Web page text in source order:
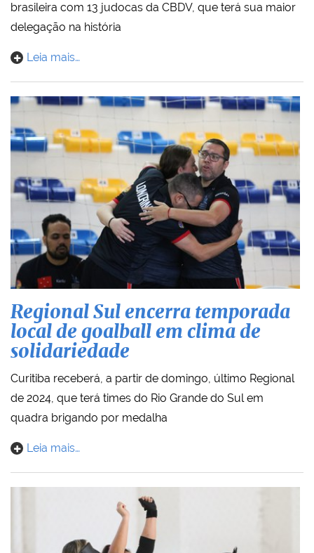
brasileira com 13 judocas da CBDV, que terá sua maior
delegação na história
Leia mais…
Regional Sul encerra temporada
local de goalball em clima de
solidariedade
Curitiba receberá, a partir de domingo, último Regional
de 2024, que terá times do Rio Grande do Sul em
quadra brigando por medalha
Leia mais…